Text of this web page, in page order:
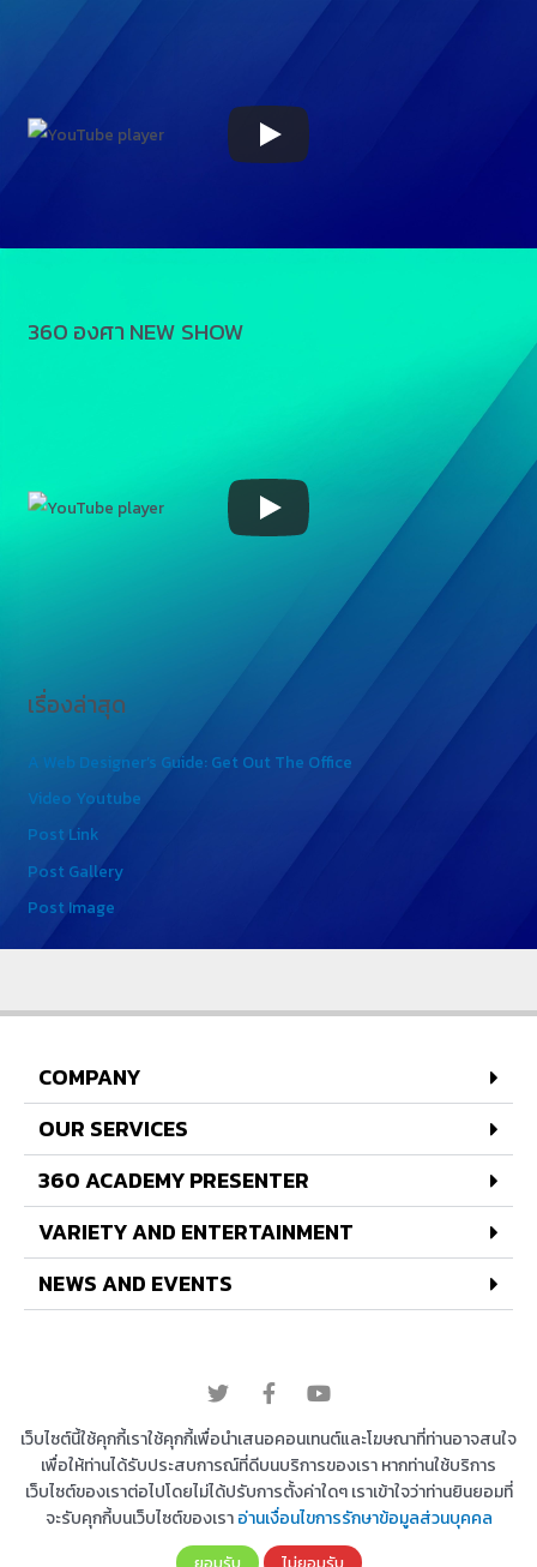
เว็บไซต์นี้ใช้คุกกี้เราใช้คุกกี้เพื่อนำเสนอคอนเทนต์และโฆษณาที่ท่านอาจสนใจ
เพื่อให้ท่านได้รับประสบการณ์ที่ดีบนบริการของเรา หากท่านใช้บริการ
เว็บไซต์ของเราต่อไปโดยไม่ได้ปรับการตั้งค่าใดๆ เราเข้าใจว่าท่านยินยอมที่
จะรับคุกกี้บนเว็บไซต์ของเราอ่านเงื่อนไขการรักษาข้อมูลส่วนบุคคล
ยอมรับ ไม่ยอมรับ
360 องศา NEW SHOW
เรื่องล่าสุด
A Web Designer’s Guide: Get Out The Office
Video Youtube
Post Link
Post Gallery
Post Image
COMPANY
OUR SERVICES
360 ACADEMY PRESENTER
VARIETY AND ENTERTAINMENT
NEWS AND EVENTS
© 2022 All rights reserved
Copyright © 2026 บริษัท 360 องศา เอ็นเตอร์เทนเม้น
ท์ จำกัด | Powered byAstra WordPress Theme